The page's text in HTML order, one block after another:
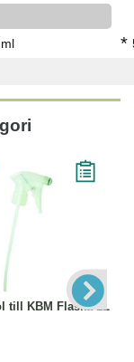
*
till KBM Flaska 1L